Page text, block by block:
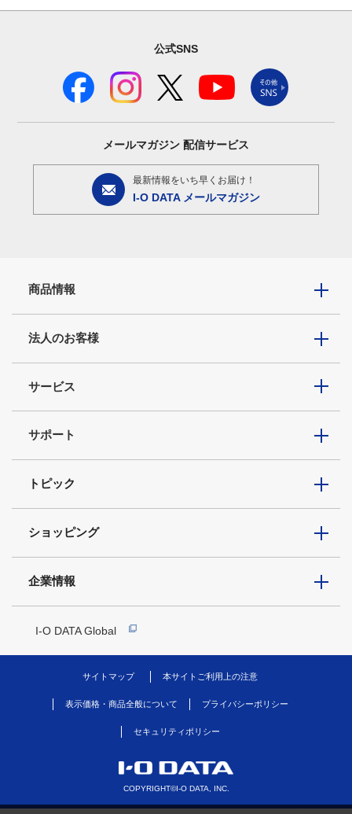
公式SNS
メールマガジン 配信サービス
最新情報をいち早くお届け！
I-O DATA メールマガジン
商品情報
法人のお客様
サービス
サポート
トピック
ショッピング
企業情報
I-O DATA Global
サイトマップ 本サイトご利用上の注意
表示価格・商品全般について プライバシーポリシー
セキュリティポリシー
COPYRIGHT©I-O DATA, INC.